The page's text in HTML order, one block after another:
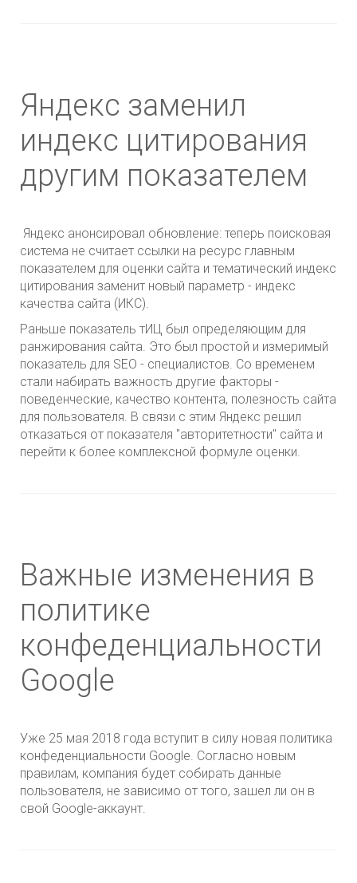
Яндекс заменил
индекс цитирования
другим показателем
Яндекс анонсировал обновление: теперь поисковая
система не считает ссылки на ресурс главным
показателем для оценки сайта и тематический индекс
цитирования заменит новый параметр - индекс
качества сайта (ИКС).
Раньше показатель тИЦ был определяющим для
ранжирования сайта. Это был простой и измеримый
показатель для SEO - специалистов. Со временем
стали набирать важность другие факторы -
поведенческие, качество контента, полезность сайта
для пользователя. В связи с этим Яндекс решил
отказаться от показателя "авторитетности" сайта и
перейти к более комплексной формуле оценки.
Важные изменения в
политике
конфеденциальности
Google
Уже 25 мая 2018 года вступит в силу новая политика
конфеденциальности Google. Согласно новым
правилам, компания будет собирать данные
пользователя, не зависимо от того, зашел ли он в
свой Google-аккаунт.